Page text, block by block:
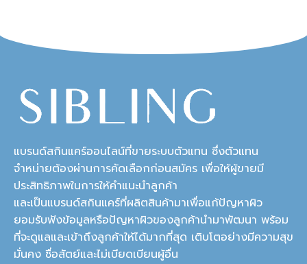
แบรนด์สกินแคร์ออนไลน์ที่ขายระบบตัวแทน ซึ่งตัวแทน
จำหน่ายต้องผ่านการคัดเลือกก่อนสมัคร เพื่อให้ผู้ขายมี
ประสิทธิภาพในการให้คำแนะนำลูกค้า
และเป็นแบรนด์สกินแคร์ที่ผลิตสินค้ามาเพื่อแก้ปัญหาผิว
ยอมรับฟังข้อมูลหรือปัญหาผิวของลูกค้านำมาพัฒนา พร้อม
ที่จะดูแลและเข้าถึงลูกค้าให้ได้มากที่สุด เติบโตอย่างมีความสุข
มั่นคง ซื่อสัตย์และไม่เบียดเบียนผู้อื่น